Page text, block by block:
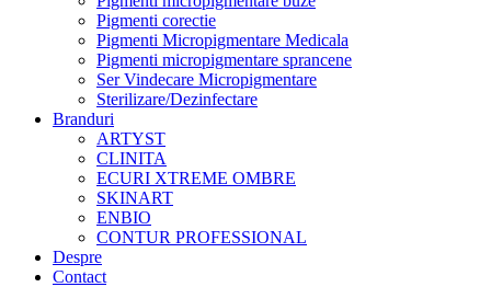
Pigmenti corectie
Pigmenti Micropigmentare Medicala
Pigmenti micropigmentare sprancene
Ser Vindecare Micropigmentare
Sterilizare/Dezinfectare
Branduri
ARTYST
CLINITA
ECURI XTREME OMBRE
SKINART
ENBIO
CONTUR PROFESSIONAL
Despre
Contact